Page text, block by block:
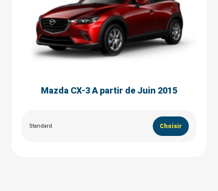
Mazda CX-3 A partir de Juin 2015
Standard Choisir